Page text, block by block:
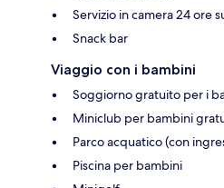
Servizio in camera 24 ore
Snack bar
Viaggio con i bambini
Soggiorno gratuito per i
Miniclub per bambini
Parco acquatico (con
Piscina per bambini